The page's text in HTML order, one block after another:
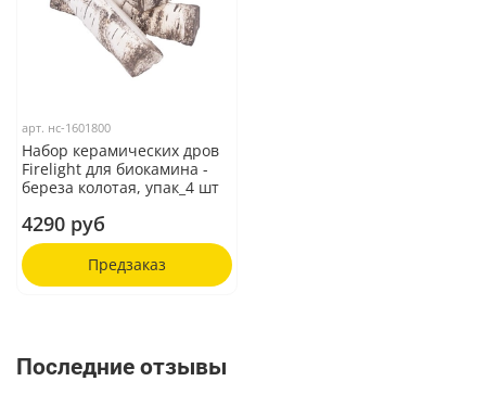
арт. нс-1601800
Набор керамических дров
Firelight для биокамина -
береза колотая, упак_4 шт
4290 руб
Предзаказ
Последние отзывы